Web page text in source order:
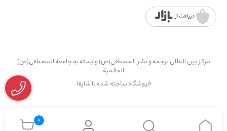
0
مرکز بین المللی ترجمه و نشر المصطفی(ص) وابسته به جامعة المصطفی(ص)
العالمیة
فروشگاه ساخته شده با شاپفا